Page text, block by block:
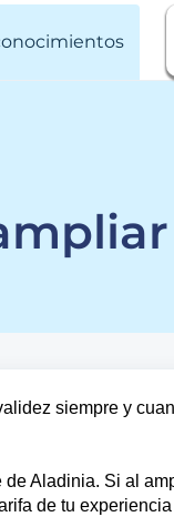
siempre y
Aladinia. Si al
de tu